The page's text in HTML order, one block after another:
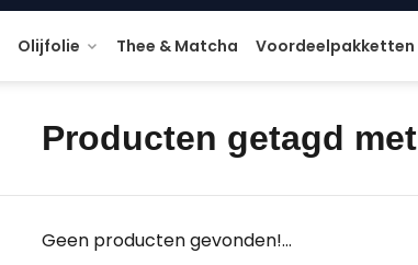
Olijfolie Thee & Matcha Voordeelpakketten
Producten getagd met
Geen producten gevonden!...